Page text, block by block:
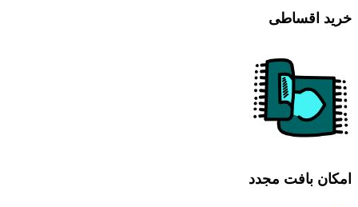
خرید اقساطی
امکان بافت مجدد